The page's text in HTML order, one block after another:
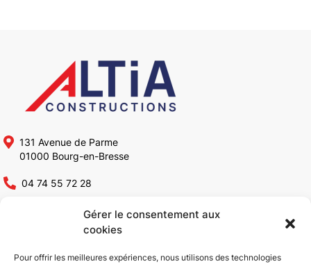
Gérer le consentement aux
cookies
Pour offrir les meilleures expériences, nous utilisons des technologies
131 Avenue de Parme
01000 Bourg-en-Bresse
04 74 55 72 28